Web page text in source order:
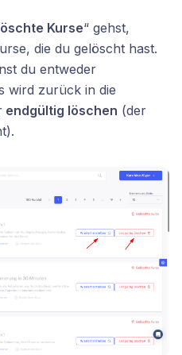
Kurse“ gehst,
die du gelöscht hast.
du entweder
wird zurück in die
endgültig löschen (der